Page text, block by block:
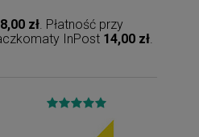
zł . Płatność przy
InPost 14,00 zł